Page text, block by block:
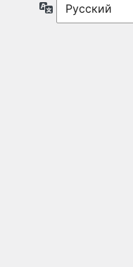
Язык